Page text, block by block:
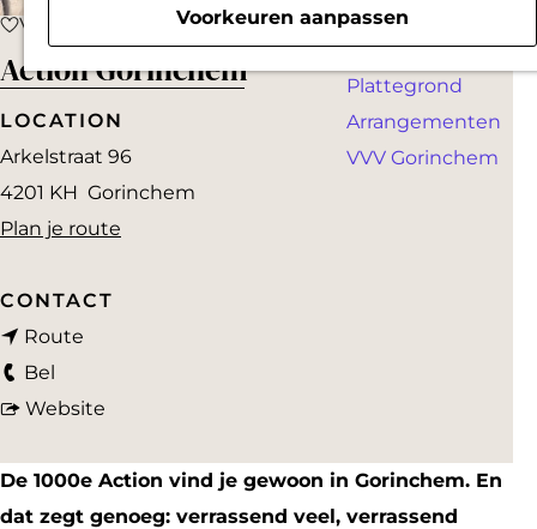
Voorkeuren aanpassen
m
p
a
g
e
Parkeren
Overnachten
Plattegrond
Arrangementen
VVV Gorinchem
Action Gorinchem
Voeg toe als favoriet
Voeg toe als favoriet
LOCATION
Arkelstraat 96
4201 KH Gorinchem
Plan je route
i
o
CONTACT
Route
a
A
c
Bel
c
i
o
Website
n
A
De 1000e Action vind je gewoon in Gorinchem. En
dat zegt genoeg: verrassend veel, verrassend